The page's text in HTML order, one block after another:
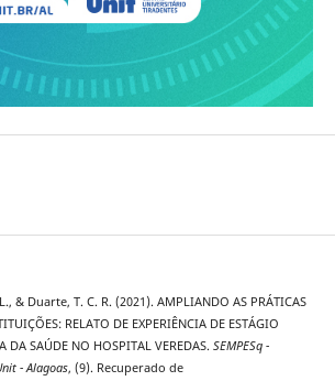
& Duarte, T. C. R. (2021). AMPLIANDO AS PRÁTICAS
RELATO DE EXPERIÊNCIA DE ESTÁGIO
DA SAÚDE NO HOSPITAL VEREDAS. SEMPESq -
- Alagoas, (9). Recuperado de